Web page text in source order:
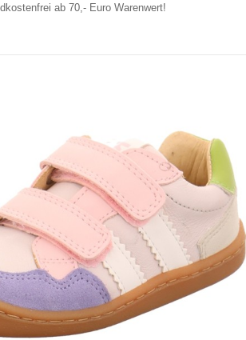
ab 70,- Euro Warenwert!